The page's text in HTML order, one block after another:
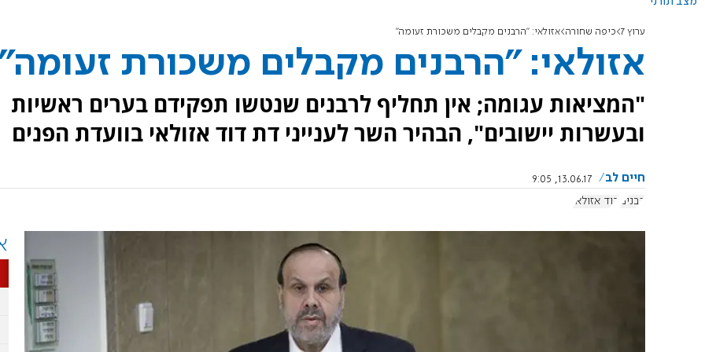
ערוץ 7 כיפה שחורה אזולאי: "הרבנים מקבלים משכורת זעומה"
אזולאי: "הרבנים מקבלים משכורת
"המציאות עגומה; אין תחליף לרבנים שנטשו תפקידם בערים ראשיות
ובעשרות יישובים", הבהיר השר לענייני דת דוד אזולאי בוועדת הפנים
חיים לב
13.06.17, 9:05
רבנים דוד אזולאי